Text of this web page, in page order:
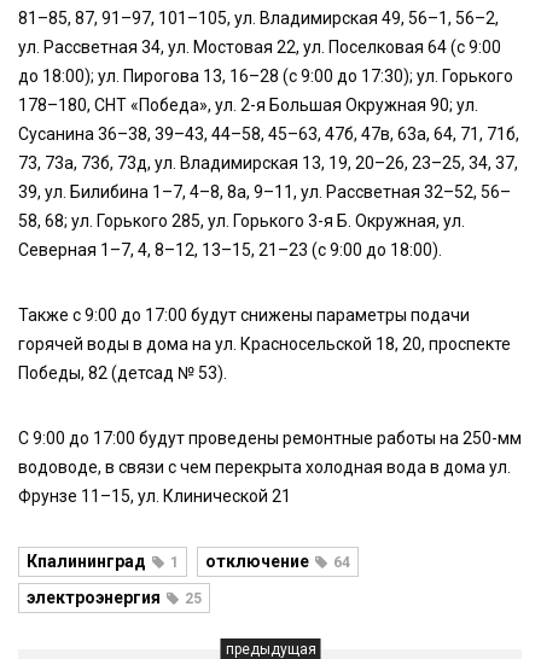
81–85, 87, 91–97, 101–105, ул. Владимирская 49, 56–1, 56–2,
ул. Рассветная 34, ул. Мостовая 22, ул. Поселковая 64 (с 9:00
до 18:00); ул. Пирогова 13, 16–28 (с 9:00 до 17:30); ул. Горького
178–180, СНТ «Победа», ул. 2-я Большая Окружная 90; ул.
Сусанина 36–38, 39–43, 44–58, 45–63, 47б, 47в, 63а, 64, 71, 71б,
73, 73а, 73б, 73д, ул. Владимирская 13, 19, 20–26, 23–25, 34, 37,
39, ул. Билибина 1–7, 4–8, 8а, 9–11, ул. Рассветная 32–52, 56–
58, 68; ул. Горького 285, ул. Горького 3-я Б. Окружная, ул.
Северная 1–7, 4, 8–12, 13–15, 21–23 (с 9:00 до 18:00).
Также с 9:00 до 17:00 будут снижены параметры подачи
горячей воды в дома на ул. Красносельской 18, 20, проспекте
Победы, 82 (детсад № 53).
С 9:00 до 17:00 будут проведены ремонтные работы на 250-мм
водоводе, в связи с чем перекрыта холодная вода в дома ул.
Фрунзе 11–15, ул. Клинической 21
Кпалининград 1 отключение 64
электроэнергия 25
предыдущая